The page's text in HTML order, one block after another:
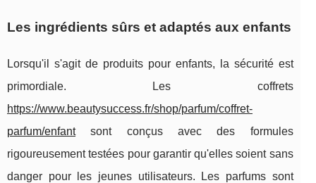
Les ingrédients sûrs et adaptés aux enfants
Lorsqu'il s'agit de produits pour enfants, la sécurité est
primordiale. Les coffrets
https://www.beautysuccess.fr/shop/parfum/coffret-
parfum/enfantsont conçus avec des formules
rigoureusement testées pour garantir qu'elles soient sans
danger pour les jeunes utilisateurs. Les parfums sont